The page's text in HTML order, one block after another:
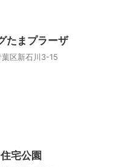
たまプラーザ
区新石川3-15
宅公園